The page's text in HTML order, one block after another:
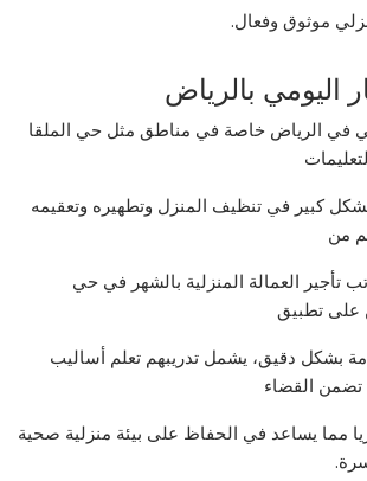
موثوق وفعال.
اليومي بالرياض
في الرياض خاصة في مناطق مثل حي الملقا
بشكل كبير في تنظيف المنزل وتطهيره وتعقيمه
من
العمالة المنزلية بالشهر في حي
على تطبيق
بشكل دقيق، يشمل تدريبهم تعلم أساليب
تضمن القضاء
مما يساعد في الحفاظ على بيئة منزلية صحية